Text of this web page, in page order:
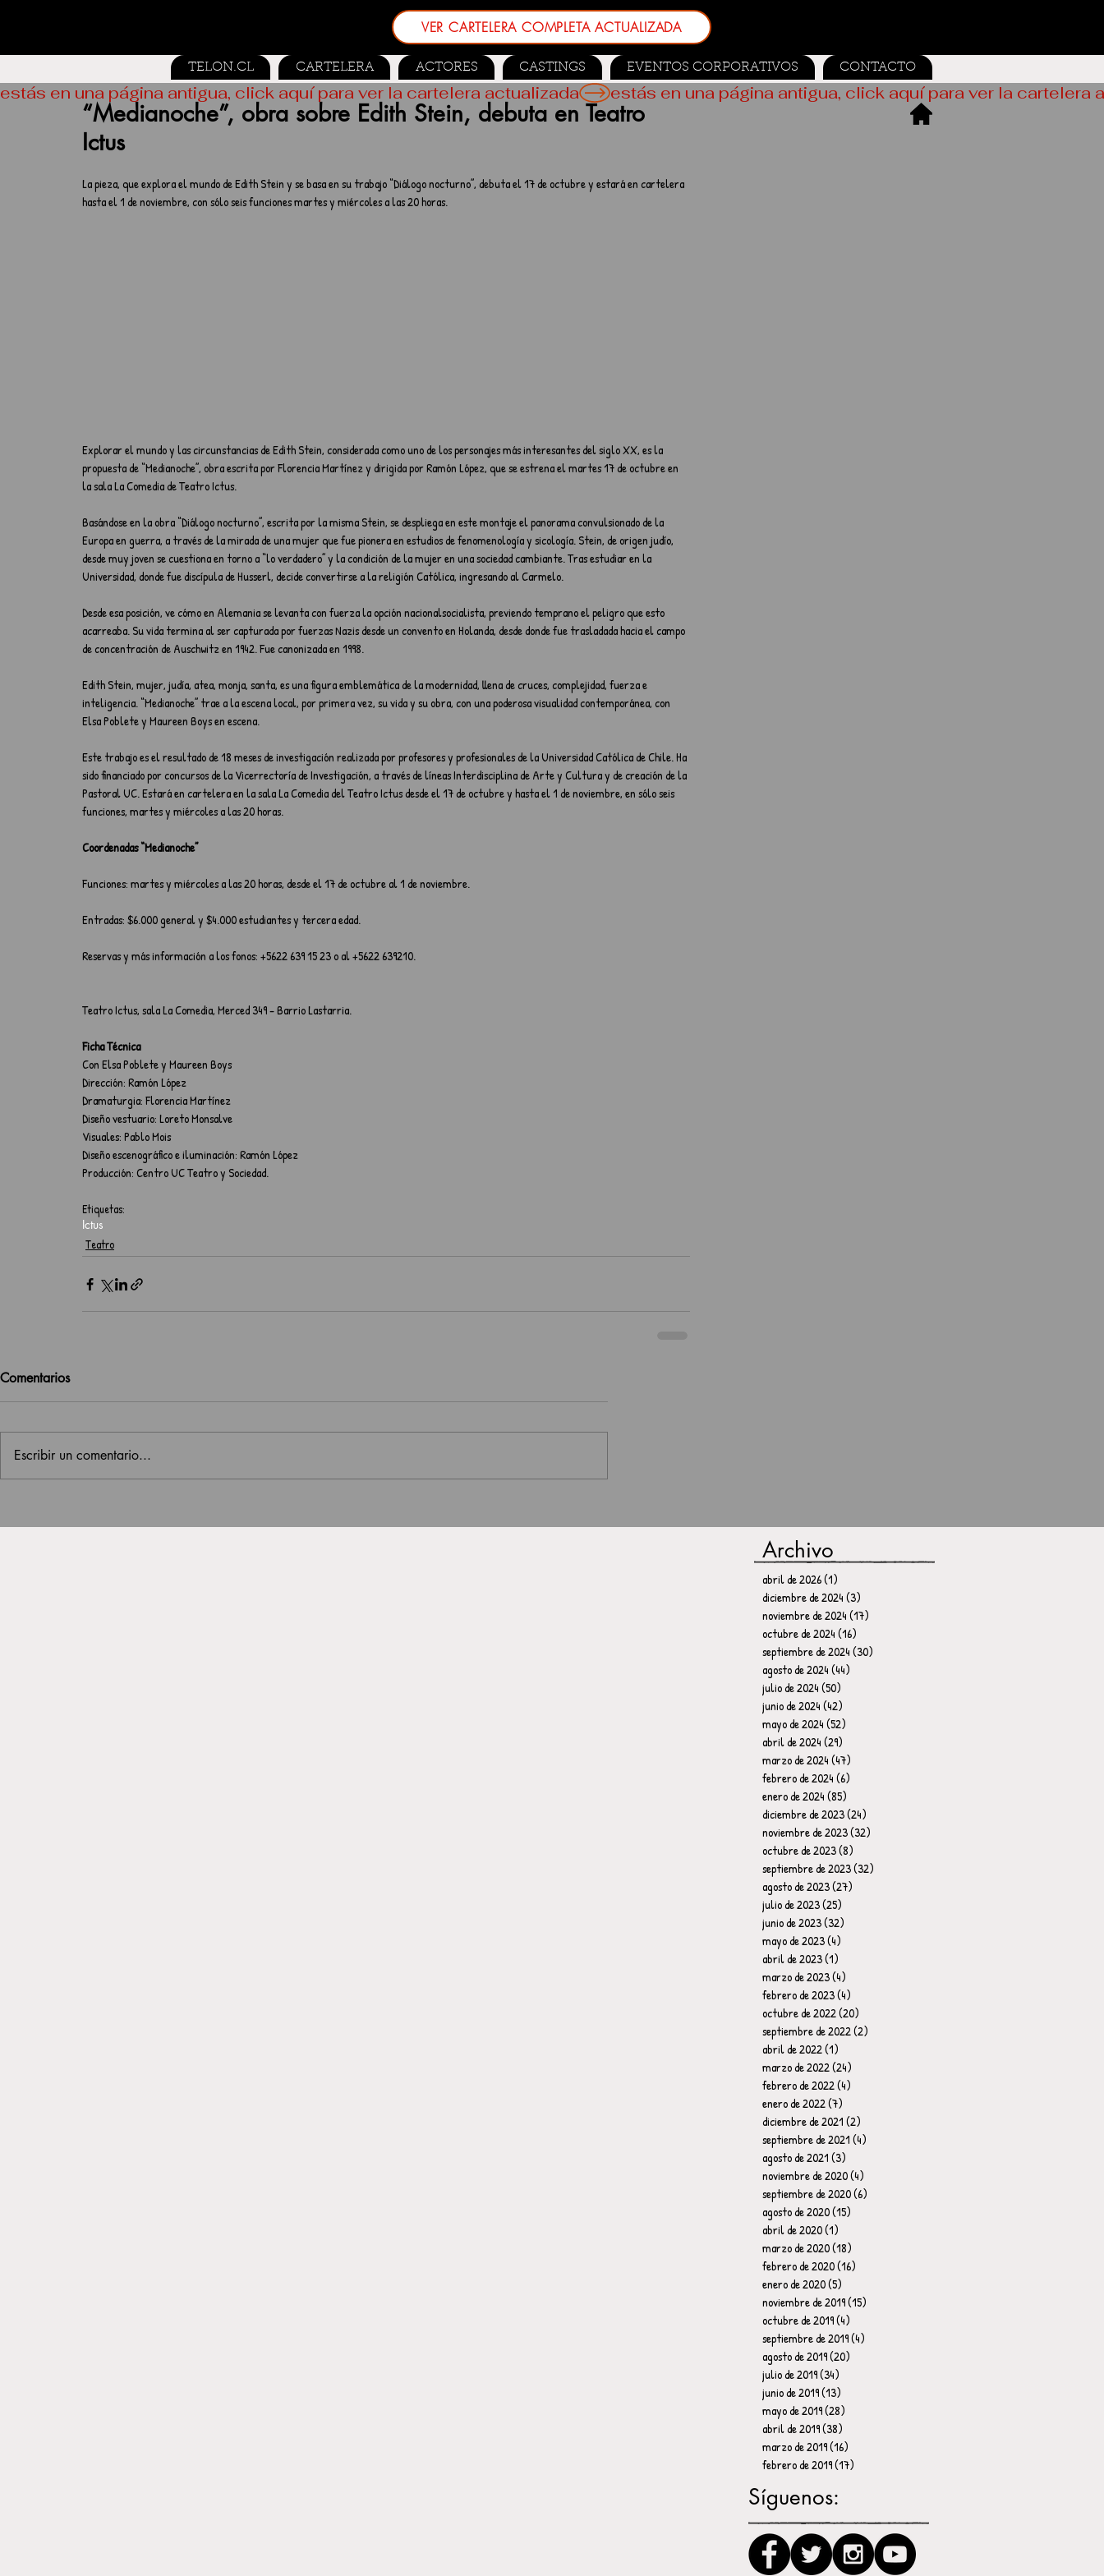
VER CARTELERA COMPLETA ACTUALIZADA
TELON.CL CARTELERA ACTORES CASTINGS EVENTOS CORPORATIVOS CONTACTO
“Medianoche”, obra sobre Edith Stein, debuta en Teatro
Ictus
La pieza, que explora el mundo de Edith Stein y se basa en su trabajo “Diálogo nocturno”, debuta el 17 de octubre y estará en cartelera
hasta el 1 de noviembre, con sólo seis funciones martes y miércoles a las 20 horas.
Explorar el mundo y las circunstancias de Edith Stein, considerada como uno de los personajes más interesantes del siglo XX, es la
propuesta de “Medianoche”, obra escrita por Florencia Martínez y dirigida por Ramón López, que se estrena el martes 17 de octubre en
la sala La Comedia de Teatro Ictus.
Basándose en la obra “Diálogo nocturno”, escrita por la misma Stein, se despliega en este montaje el panorama convulsionado de la
Europa en guerra, a través de la mirada de una mujer que fue pionera en estudios de fenomenología y sicología. Stein, de origen judío,
desde muy joven se cuestiona en torno a “lo verdadero” y la condición de la mujer en una sociedad cambiante. Tras estudiar en la
Universidad, donde fue discípula de Husserl, decide convertirse a la religión Católica, ingresando al Carmelo.
Desde esa posición, ve cómo en Alemania se levanta con fuerza la opción nacionalsocialista, previendo temprano el peligro que esto
acarreaba. Su vida termina al ser capturada por fuerzas Nazis desde un convento en Holanda, desde donde fue trasladada hacia el campo
de concentración de Auschwitz en 1942. Fue canonizada en 1998.
Edith Stein, mujer, judía, atea, monja, santa, es una figura emblemática de la modernidad, llena de cruces, complejidad, fuerza e
inteligencia. “Medianoche” trae a la escena local, por primera vez, su vida y su obra, con una poderosa visualidad contemporánea, con
Elsa Poblete y Maureen Boys en escena.
Este trabajo es el resultado de 18 meses de investigación realizada por profesores y profesionales de la Universidad Católica de Chile. Ha
sido financiado por concursos de la Vicerrectoría de Investigación, a través de líneas Interdisciplina de Arte y Cultura y de creación de la
Pastoral UC. Estará en cartelera en la sala La Comedia del Teatro Ictus desde el 17 de octubre y hasta el 1 de noviembre, en sólo seis
funciones, martes y miércoles a las 20 horas.
Coordenadas “Medianoche”
Funciones: martes y miércoles a las 20 horas, desde el 17 de octubre al 1 de noviembre.
Entradas: $6.000 general y $4.000 estudiantes y tercera edad.
Reservas y más información a los fonos: +5622 639 15 23 o al +5622 639210.
Teatro Ictus, sala La Comedia, Merced 349 - Barrio Lastarria.
Ficha Técnica
Con Elsa Poblete y Maureen Boys
Dirección: Ramón López
Dramaturgia: Florencia Martínez
Diseño vestuario: Loreto Monsalve
Visuales: Pablo Mois
Diseño escenográfico e iluminación: Ramón López
Producción: Centro UC Teatro y Sociedad.
Etiquetas:
Ictus
Teatro
Comentarios
Escribir un comentario...
estás en una página antigua, click aquí para ver la cartelera actualizada
Archivo
abril de 2026(1)
diciembre de 2024(3)
noviembre de 2024(17)
octubre de 2024(16)
septiembre de 2024(30)
agosto de 2024(44)
julio de 2024(50)
junio de 2024(42)
mayo de 2024(52)
abril de 2024(29)
marzo de 2024(47)
febrero de 2024(6)
enero de 2024(85)
diciembre de 2023(24)
noviembre de 2023(32)
octubre de 2023(8)
septiembre de 2023(32)
agosto de 2023(27)
julio de 2023(25)
junio de 2023(32)
mayo de 2023(4)
abril de 2023(1)
marzo de 2023(4)
febrero de 2023(4)
octubre de 2022(20)
septiembre de 2022(2)
abril de 2022(1)
marzo de 2022(24)
febrero de 2022(4)
enero de 2022(7)
diciembre de 2021(2)
septiembre de 2021(4)
agosto de 2021(3)
noviembre de 2020(4)
septiembre de 2020(6)
agosto de 2020(15)
abril de 2020(1)
marzo de 2020(18)
febrero de 2020(16)
enero de 2020(5)
noviembre de 2019(15)
octubre de 2019(4)
septiembre de 2019(4)
agosto de 2019(20)
julio de 2019(34)
junio de 2019(13)
mayo de 2019(28)
abril de 2019(38)
marzo de 2019(16)
febrero de 2019(17)
Síguenos: